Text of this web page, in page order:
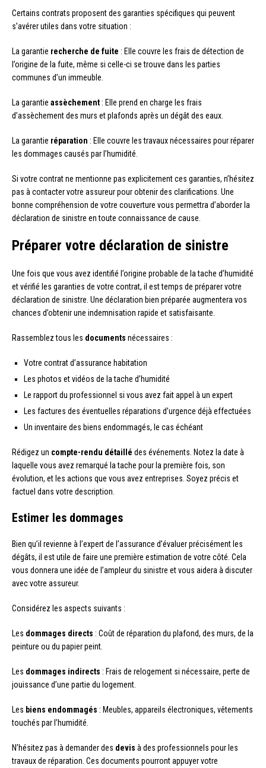
Certains contrats proposent des garanties spécifiques qui peuvent
s’avérer utiles dans votre situation :
La garantie recherche de fuite : Elle couvre les frais de détection de
l’origine de la fuite, même si celle-ci se trouve dans les parties
communes d’un immeuble.
La garantie assèchement : Elle prend en charge les frais
d’assèchement des murs et plafonds après un dégât des eaux.
La garantie réparation : Elle couvre les travaux nécessaires pour réparer
les dommages causés par l’humidité.
Si votre contrat ne mentionne pas explicitement ces garanties, n’hésitez
pas à contacter votre assureur pour obtenir des clarifications. Une
bonne compréhension de votre couverture vous permettra d’aborder la
déclaration de sinistre en toute connaissance de cause.
Préparer votre déclaration de sinistre
Une fois que vous avez identifié l’origine probable de la tache d’humidité
et vérifié les garanties de votre contrat, il est temps de préparer votre
déclaration de sinistre. Une déclaration bien préparée augmentera vos
chances d’obtenir une indemnisation rapide et satisfaisante.
Rassemblez tous les documents nécessaires :
Votre contrat d’assurance habitation
Les photos et vidéos de la tache d’humidité
Le rapport du professionnel si vous avez fait appel à un expert
Les factures des éventuelles réparations d’urgence déjà effectuées
Un inventaire des biens endommagés, le cas échéant
Rédigez un compte-rendu détaillé des événements. Notez la date à
laquelle vous avez remarqué la tache pour la première fois, son
évolution, et les actions que vous avez entreprises. Soyez précis et
factuel dans votre description.
Estimer les dommages
Bien qu’il revienne à l’expert de l’assurance d’évaluer précisément les
dégâts, il est utile de faire une première estimation de votre côté. Cela
vous donnera une idée de l’ampleur du sinistre et vous aidera à discuter
avec votre assureur.
Considérez les aspects suivants :
Les dommages directs : Coût de réparation du plafond, des murs, de la
peinture ou du papier peint.
Les dommages indirects : Frais de relogement si nécessaire, perte de
jouissance d’une partie du logement.
Les biens endommagés : Meubles, appareils électroniques, vêtements
touchés par l’humidité.
N’hésitez pas à demander des devis à des professionnels pour les
travaux de réparation. Ces documents pourront appuyer votre